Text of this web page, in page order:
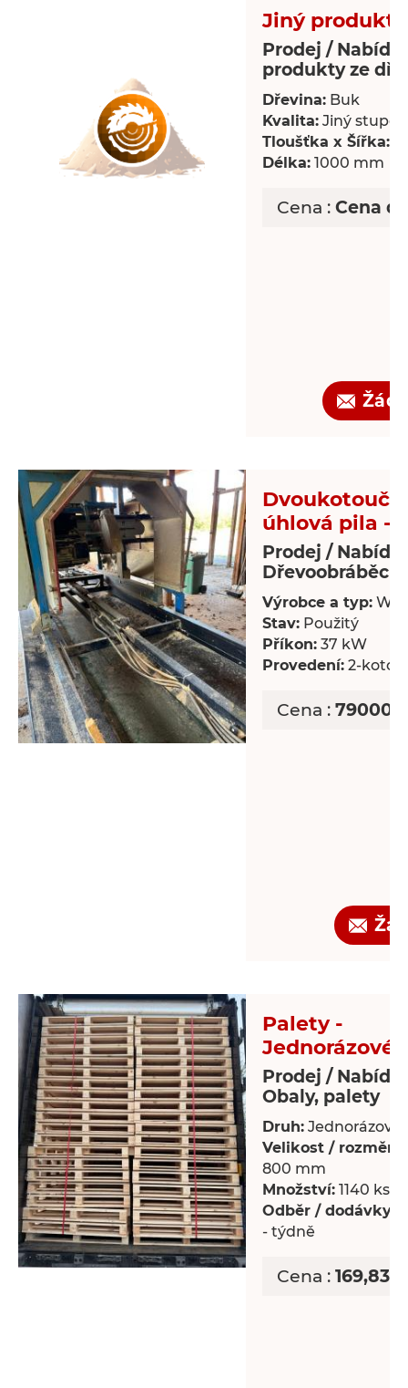
Jiný produkt
Prodej /
produkty ze
Dřevina: Buk
Kvalita: Jiný
Tloušťka x Šířka:
Délka: 1000 mm
Cena : Cena
úhlová pila -
Prodej /
Dřevoobráběcí
Výrobce a typ:
Stav: Použitý
Příkon: 37 kW
Provedení: 2-
Cena : 790000
Palety -
Jednorázové
Prodej /
Obaly, palety
Druh: Jednorázové
Velikost / rozměry:
800 mm
Množství: 1140 ks
Odběr / dodávky:
- týdně
Cena : 169,83